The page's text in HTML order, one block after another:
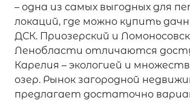
– одна из самых выгодных для
локаций, где можно купить
ДСК. Приозерский и
Ленобласти отличаются
Карелия – экологией и
озер. Рынок загородной
предлагает достаточно